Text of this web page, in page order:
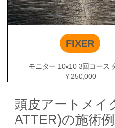
FIXER
モニター 10x10 3回コース
￥250,000
頭皮アートメイ
ATTER)の施術例